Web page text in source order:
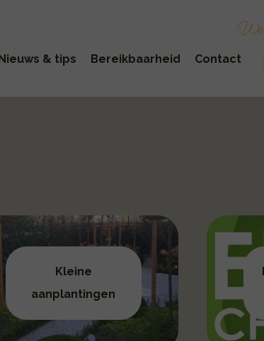
We
Nieuws & tips Bereikbaarheid Contact
Kleine
aanplantingen